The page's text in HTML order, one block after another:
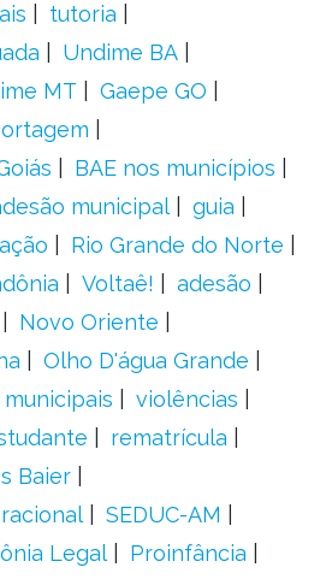
tutoria
Undime BA
MT
Gaepe GO
BAE nos municípios
municipal
guia
Rio Grande do Norte
Voltaê!
adesão
Novo Oriente
Olho D'água Grande
municipais
violências
rematrícula
Baier
SEDUC-AM
Legal Proinfância